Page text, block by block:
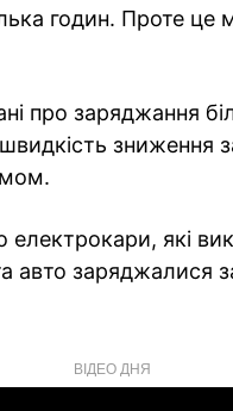
годин. Проте
про заряджання
зниження
електрокари, які
авто заряджалися
ВІДЕО ДНЯ